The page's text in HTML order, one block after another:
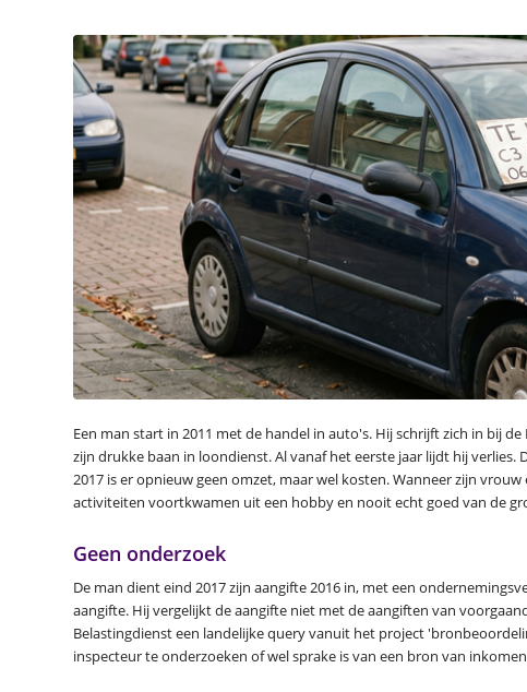
Een man start in 2011 met de handel in auto's. Hij schrijft zich in bij
zijn drukke baan in loondienst. Al vanaf het eerste jaar lijdt hij verlies.
2017 is er opnieuw geen omzet, maar wel kosten. Wanneer zijn
activiteiten voortkwamen uit een hobby en nooit echt goed van de
Geen onderzoek
De man dient eind 2017 zijn aangifte 2016 in, met een
aangifte. Hij vergelijkt de aangifte niet met de aangiften van
Belastingdienst een landelijke query vanuit het project
inspecteur te onderzoeken of wel sprake is van een bron van